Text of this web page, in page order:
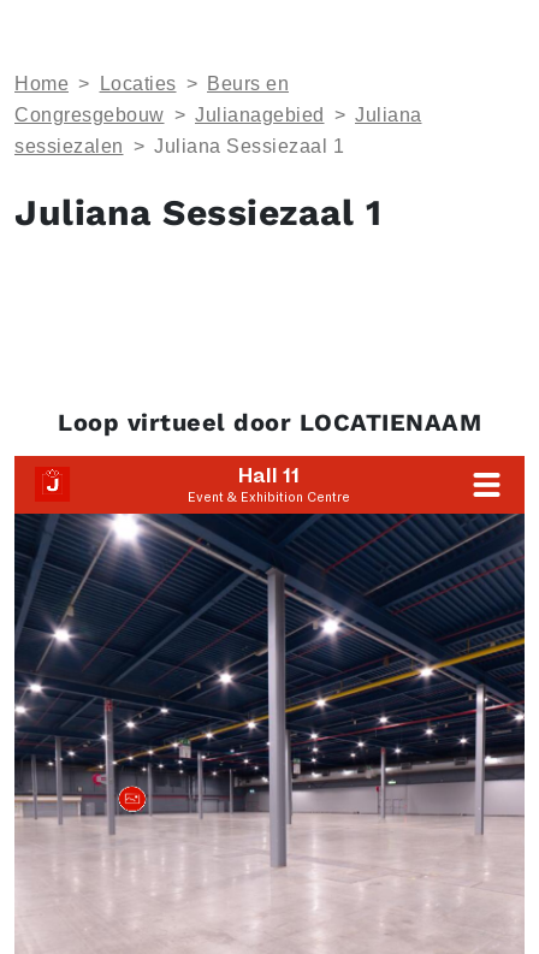
Home > Locaties > Beurs en
Congresgebouw > Julianagebied > Juliana
sessiezalen > Juliana Sessiezaal 1
Juliana Sessiezaal 1
Loop virtueel door LOCATIENAAM